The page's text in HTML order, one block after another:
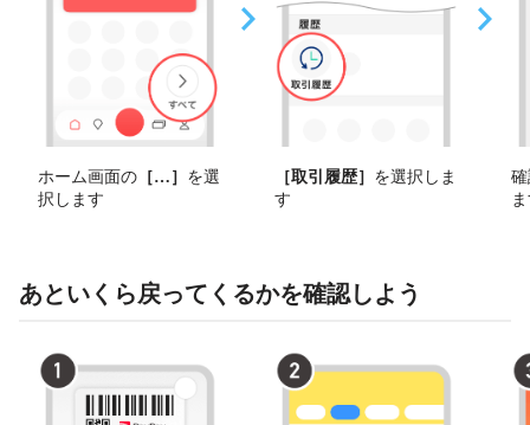
ホーム画面の ［その他
］ を選
択します
［取引履歴］ を選択しま
す
あといくら戻ってくるかを確認しよう